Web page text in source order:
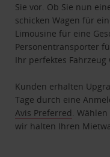
Sie vor. Ob Sie nun
schicken Wagen für
Limousine für eine
Personentransporter
Ihr perfektes Fahrzeug
Kunden erhalten
Tage durch eine
Avis Preferred .
wir halten Ihren